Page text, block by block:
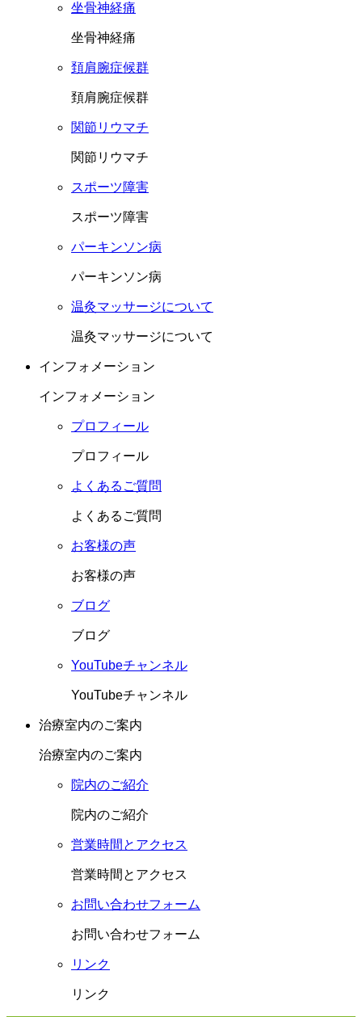
坐骨神経痛
坐骨神経痛
頚肩腕症候群
頚肩腕症候群
関節リウマチ
関節リウマチ
スポーツ障害
スポーツ障害
パーキンソン病
パーキンソン病
温灸マッサージについて
温灸マッサージについて
インフォメーション
インフォメーション
プロフィール
プロフィール
よくあるご質問
よくあるご質問
お客様の声
お客様の声
ブログ
ブログ
YouTubeチャンネル
YouTubeチャンネル
治療室内のご案内
治療室内のご案内
院内のご紹介
院内のご紹介
営業時間とアクセス
営業時間とアクセス
お問い合わせフォーム
お問い合わせフォーム
リンク
リンク